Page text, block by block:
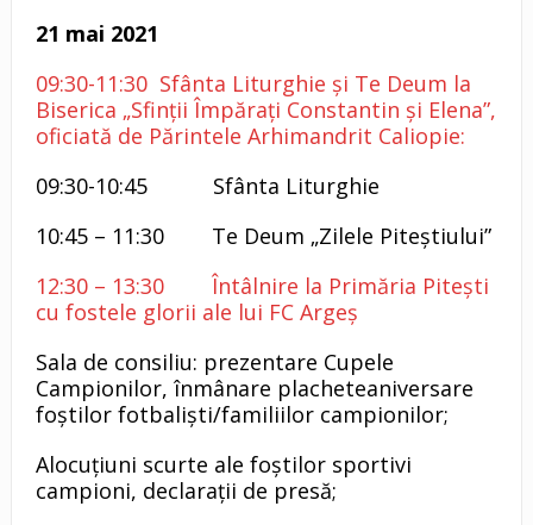
21 mai 2021
09:30-11:30 Sfânta Liturghie și Te Deum la
Biserica „Sfinții Împărați Constantin și Elena”,
oficiată de Părintele Arhimandrit Caliopie:
09:30-10:45 Sfânta Liturghie
10:45 – 11:30 Te Deum „Zilele Piteștiului”
12:30 – 13:30 Întâlnire la Primăria Pitești
cu fostele glorii ale lui FC Argeș
Sala de consiliu: prezentare Cupele
Campionilor, înmânare placheteaniversare
foștilor fotbaliști/familiilor campionilor;
Alocuțiuni scurte ale foștilor sportivi
campioni, declarații de presă;